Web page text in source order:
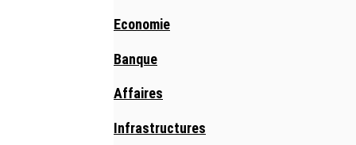
Economie
Banque
Affaires
Infrastructures